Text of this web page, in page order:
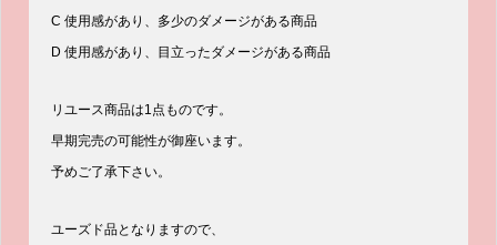
C 使用感があり、多少のダメージがある商品
D 使用感があり、目立ったダメージがある商品
リユース商品は1点ものです。
早期完売の可能性が御座います。
予めご了承下さい。
ユーズド品となりますので、